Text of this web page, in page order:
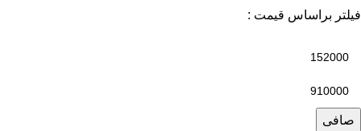
فیلتر براساس قیمت :
صافی